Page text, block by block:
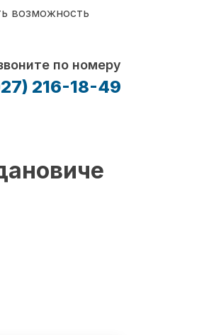
возможность
по номеру
216-18-49